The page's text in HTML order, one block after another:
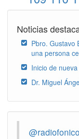
Noticias
Pbro. Gustavo
una persona
Inicio de
Dr. Miguel